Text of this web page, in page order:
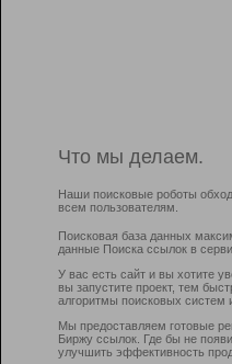
Что мы делаем.
Наши поисковые роботы
всем пользователям.
Поисковая база данных
данные Поиска ссылок в
У вас есть сайт и вы хотите
вы запустите проект, тем
алгоритмы поисковых систем
Мы предоставляем готовые
Биржу ссылок. Где бы не
улучшить эффективность